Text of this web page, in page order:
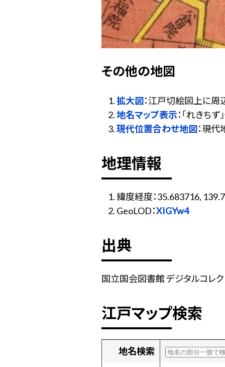
その他の地図
拡大図：江戸切絵図上に周
地名マップ表示：「れきち
現代位置合わせ地図：現
地理情報
緯度経度：35.683716,
GeoLOD：XIGYw4
出典
国立国会図書館 デジタルコレク
江戸マップ検索
地名検索